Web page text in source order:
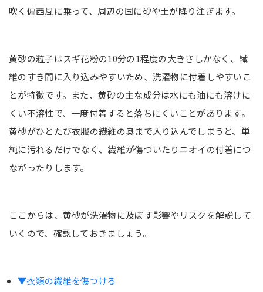
どうしても外干ししたい場合はどうすれば良い？
まとめ
吹く偏西風に乗って、周辺の国に砂や土が降り注ぎます。
黄砂の粒子はスギ花粉の10分の1程度の大きさしかなく、繊
維のすき間に入り込みやすいため、洗濯物に付着しやすいこ
とが特徴です。また、黄砂の主な成分は水にも油にも溶けに
くい不溶性で、一度付着すると落ちにくいことがあります。
黄砂がひとたび衣服の繊維の奥まで入り込んでしまうと、単
純に汚れるだけでなく、繊維が傷ついたりニオイの付着につ
ながったりします。
ここからは、黄砂が洗濯物に及ぼす影響やリスクを解説して
いくので、確認しておきましょう。
▼衣類の繊維を傷つける